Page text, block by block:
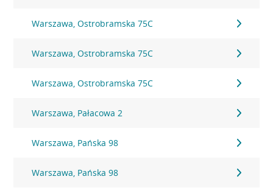
Warszawa, Ostrobramska 75C
Warszawa, Ostrobramska 75C
Warszawa, Ostrobramska 75C
Warszawa, Pałacowa 2
Warszawa, Pańska 98
Warszawa, Pańska 98